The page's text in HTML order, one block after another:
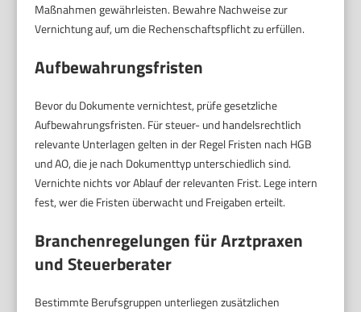
Maßnahmen gewährleisten. Bewahre Nachweise zur
Vernichtung auf, um die Rechenschaftspflicht zu erfüllen.
Aufbewahrungsfristen
Bevor du Dokumente vernichtest, prüfe gesetzliche
Aufbewahrungsfristen. Für steuer- und handelsrechtlich
relevante Unterlagen gelten in der Regel Fristen nach HGB
und AO, die je nach Dokumenttyp unterschiedlich sind.
Vernichte nichts vor Ablauf der relevanten Frist. Lege intern
fest, wer die Fristen überwacht und Freigaben erteilt.
Branchenregelungen für Arztpraxen
und Steuerberater
Bestimmte Berufsgruppen unterliegen zusätzlichen